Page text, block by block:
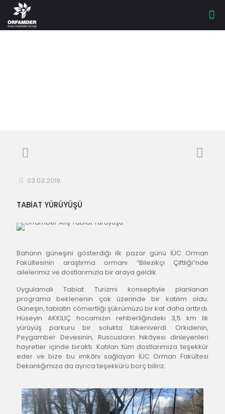
03.03.2019
TABİAT YÜRÜYÜŞÜ
Baharın güneşini gösterdiği ilk pazar günü İÜC Orman
Fakültesinin araştırma ormanı “Bilezikçi Çiftliği”nde
ailelerimiz ve dostlarımızla bir araya geldik.
Uygulamalı Tabiat Turizmi konseptiyle planlanan
programa beklenenin çok üzerinde bir katılım oldu.
Güneşin, tabiatın cömertliği şükrümüzü bir kat daha arttırdı.
Hüseyin AKKILIÇ hocamızın rehberliğindeki 3,5 km lik
yürüyüş parkuru bir solukta tükeniverdi. Orkidenin,
Peygamber Devesinin, Ruscusların hikâyesi dinleyenleri
hayretler içinde bıraktı. Katılan tüm dostlarımıza teşekkür
eder ve bize bu imkânı sağlayan İÜC Orman Fakültesi
Dekanlığımıza da ayrıca teşekkürü borç biliriz.